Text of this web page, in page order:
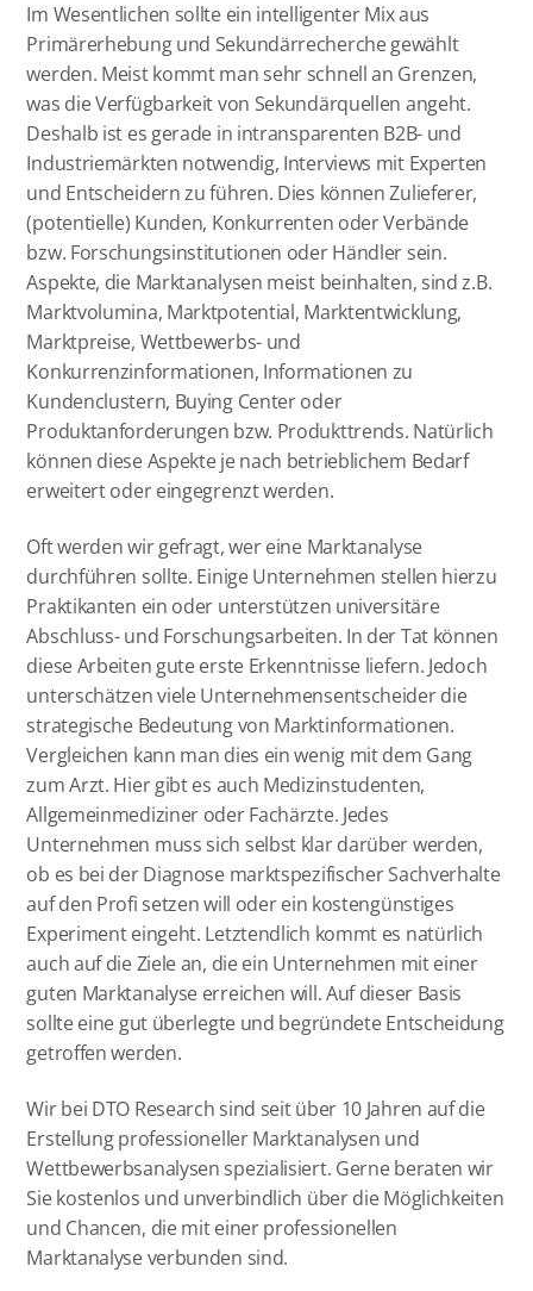
Im Wesentlichen sollte ein intelligenter Mix aus
Primärerhebung und Sekundärrecherche gewählt
werden. Meist kommt man sehr schnell an Grenzen,
was die Verfügbarkeit von Sekundärquellen angeht.
Deshalb ist es gerade in intransparenten B2B- und
Industriemärkten notwendig, Interviews mit Experten
und Entscheidern zu führen. Dies können Zulieferer,
(potentielle) Kunden, Konkurrenten oder Verbände
bzw. Forschungsinstitutionen oder Händler sein.
Aspekte, die Marktanalysen meist beinhalten, sind z.B.
Marktvolumina, Marktpotential, Marktentwicklung,
Marktpreise, Wettbewerbs- und
Konkurrenzinformationen, Informationen zu
Kundenclustern, Buying Center oder
Produktanforderungen bzw. Produkttrends. Natürlich
können diese Aspekte je nach betrieblichem Bedarf
erweitert oder eingegrenzt werden.
Oft werden wir gefragt, wer eine Marktanalyse
durchführen sollte. Einige Unternehmen stellen hierzu
Praktikanten ein oder unterstützen universitäre
Abschluss- und Forschungsarbeiten. In der Tat können
diese Arbeiten gute erste Erkenntnisse liefern. Jedoch
unterschätzen viele Unternehmensentscheider die
strategische Bedeutung von Marktinformationen.
Vergleichen kann man dies ein wenig mit dem Gang
zum Arzt. Hier gibt es auch Medizinstudenten,
Allgemeinmediziner oder Fachärzte. Jedes
Unternehmen muss sich selbst klar darüber werden,
ob es bei der Diagnose marktspezifischer Sachverhalte
auf den Profi setzen will oder ein kostengünstiges
Experiment eingeht. Letztendlich kommt es natürlich
auch auf die Ziele an, die ein Unternehmen mit einer
guten Marktanalyse erreichen will. Auf dieser Basis
sollte eine gut überlegte und begründete Entscheidung
getroffen werden.
Wir bei DTO Research sind seit über 10 Jahren auf die
Erstellung professioneller Marktanalysen und
Wettbewerbsanalysen spezialisiert. Gerne beraten wir
Sie kostenlos und unverbindlich über die Möglichkeiten
und Chancen, die mit einer professionellen
Marktanalyse verbunden sind.